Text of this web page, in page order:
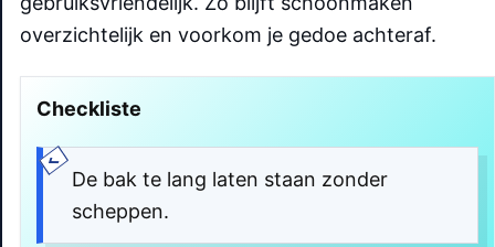
overzichtelijk en voorkom je gedoe achteraf.
Checkliste
De bak te lang laten staan zonder
scheppen.